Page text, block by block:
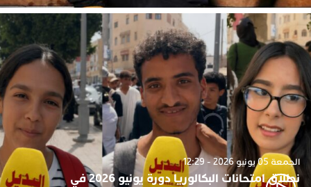
الجمعة 05 يونيو 2026 - 12:29
نطلاق امتحانات البكالوريا دورة يونيو 2026 في